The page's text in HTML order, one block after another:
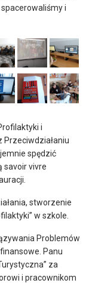
i
i
spędzić
savoir vivre
stworzenie
w szkole.
Problemów
Panu
za
i pracownikom